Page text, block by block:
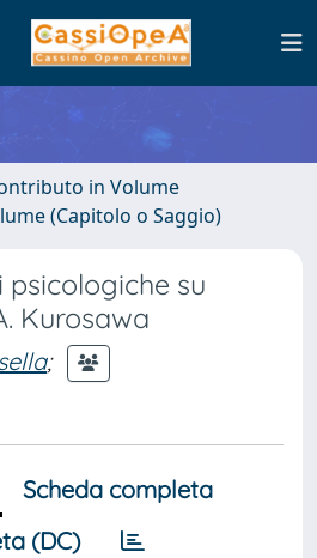
in Volume
(Capitolo o Saggio)
psicologiche su
Kurosawa
;
Scheda completa
(DC)